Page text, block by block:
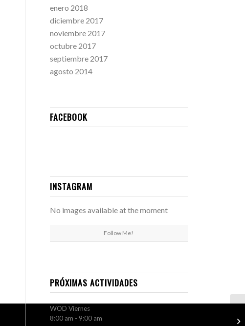
enero 2018
diciembre 2017
noviembre 2017
octubre 2017
septiembre 2017
agosto 2014
FACEBOOK
INSTAGRAM
No images available at the moment
Follow Me!
PRÓXIMAS ACTIVIDADES
WOD Viernes
8:00 am - 9:00 am